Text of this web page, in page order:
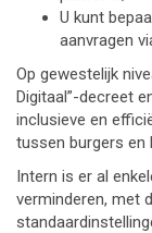
U kunt
aanvragen
Op gewestelijk
Digitaal”-decreet
inclusieve en
tussen burgers en
Intern is er al
verminderen, met